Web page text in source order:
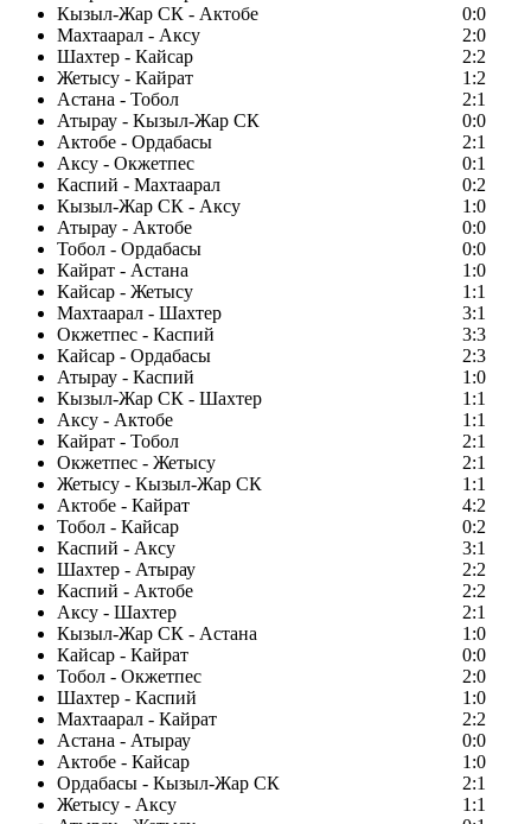
Кызыл-Жар СК - Актобе
0:0
Махтаарал - Аксу
2:0
Шахтер - Кайсар
2:2
Жетысу - Кайрат
1:2
Астана - Тобол
2:1
Атырау - Кызыл-Жар СК
0:0
Актобе - Ордабасы
2:1
Аксу - Окжетпес
0:1
Каспий - Махтаарал
0:2
Кызыл-Жар СК - Аксу
1:0
Атырау - Актобе
0:0
Тобол - Ордабасы
0:0
Кайрат - Астана
1:0
Кайсар - Жетысу
1:1
Махтаарал - Шахтер
3:1
Окжетпес - Каспий
3:3
Кайсар - Ордабасы
2:3
Атырау - Каспий
1:0
Кызыл-Жар СК - Шахтер
1:1
Аксу - Актобе
1:1
Кайрат - Тобол
2:1
Окжетпес - Жетысу
2:1
Жетысу - Кызыл-Жар СК
1:1
Актобе - Кайрат
4:2
Тобол - Кайсар
0:2
Каспий - Аксу
3:1
Шахтер - Атырау
2:2
Каспий - Актобе
2:2
Аксу - Шахтер
2:1
Кызыл-Жар СК - Астана
1:0
Кайсар - Кайрат
0:0
Тобол - Окжетпес
2:0
Шахтер - Каспий
1:0
Махтаарал - Кайрат
2:2
Астана - Атырау
0:0
Актобе - Кайсар
1:0
Ордабасы - Кызыл-Жар СК
2:1
Жетысу - Аксу
1:1